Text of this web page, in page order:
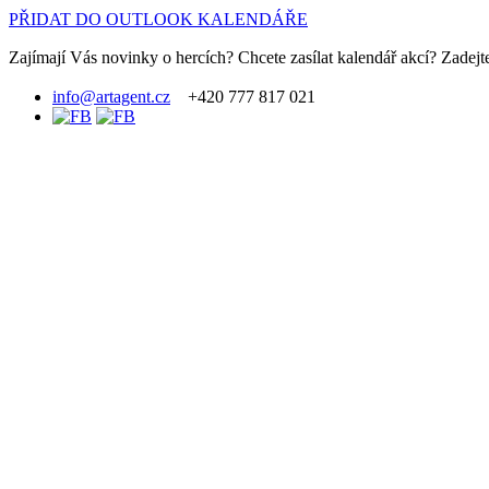
PŘIDAT DO OUTLOOK KALENDÁŘE
Zajímají Vás novinky o hercích? Chcete zasílat kalendář akcí?
info@artagent.cz +420 777 817 021